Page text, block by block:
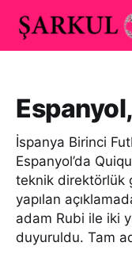
İspanya Birinci
Espanyol’da
teknik direktörlük
yapılan
adam Rubi ile iki
duyuruldu. Tam